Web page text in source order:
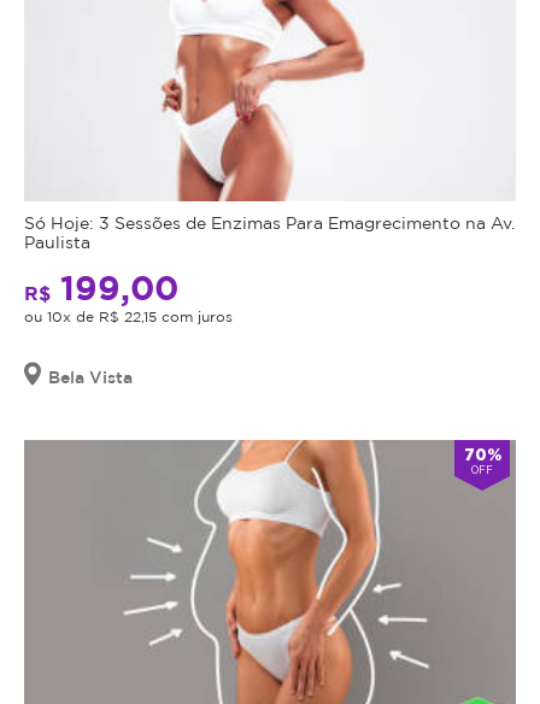
Só Hoje: 3 Sessões de Enzimas Para Emagrecimento na Av.
Paulista
R$ 199,00
ou 10x de R$ 22,15 com juros
Bela Vista
70%
OFF